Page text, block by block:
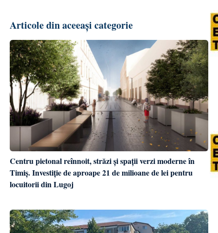
Articole din aceeași categorie
Centru pietonal reînnoit, străzi și spații verzi moderne în
Timiș. Investiție de aproape 21 de milioane de lei pentru
locuitorii din Lugoj